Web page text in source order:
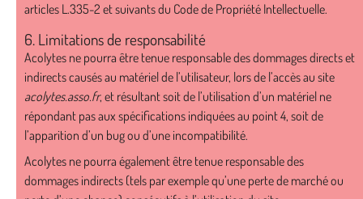
articles L.335-2 et suivants du Code de Propriété Intellectuelle.
6. Limitations de responsabilité
Acolytes ne pourra être tenue responsable des dommages directs et
indirects causés au matériel de l’utilisateur, lors de l’accès au site
acolytes.asso.fr, et résultant soit de l’utilisation d’un matériel ne
répondant pas aux spécifications indiquées au point 4, soit de
l’apparition d’un bug ou d’une incompatibilité.
Acolytes ne pourra également être tenue responsable des
dommages indirects (tels par exemple qu’une perte de marché ou